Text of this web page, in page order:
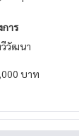
าร
วัฒนา
บาท